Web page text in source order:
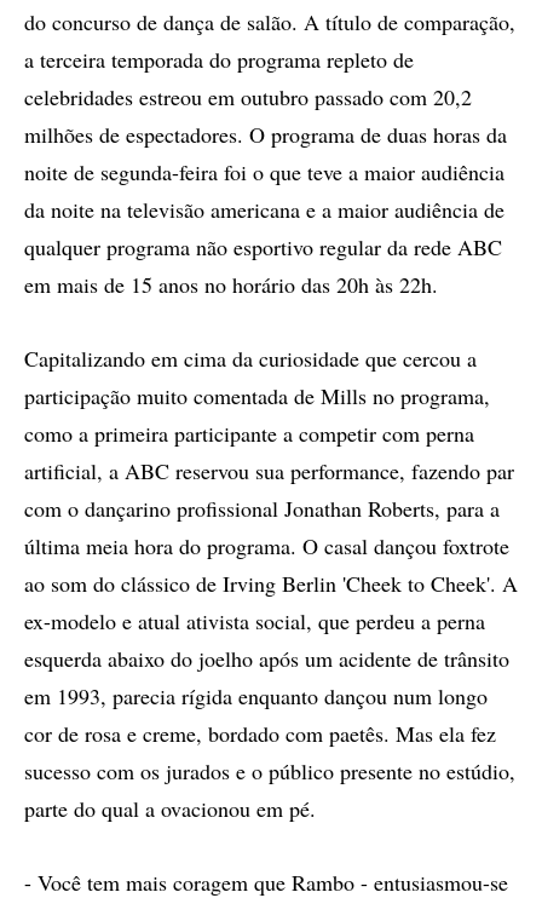
do concurso de dança de salão. A título de comparação,
a terceira temporada do programa repleto de
celebridades estreou em outubro passado com 20,2
milhões de espectadores. O programa de duas horas da
noite de segunda-feira foi o que teve a maior audiência
da noite na televisão americana e a maior audiência de
qualquer programa não esportivo regular da rede ABC
em mais de 15 anos no horário das 20h às 22h.
Capitalizando em cima da curiosidade que cercou a
participação muito comentada de Mills no programa,
como a primeira participante a competir com perna
artificial, a ABC reservou sua performance, fazendo par
com o dançarino profissional Jonathan Roberts, para a
última meia hora do programa. O casal dançou foxtrote
ao som do clássico de Irving Berlin 'Cheek to Cheek'. A
ex-modelo e atual ativista social, que perdeu a perna
esquerda abaixo do joelho após um acidente de trânsito
em 1993, parecia rígida enquanto dançou num longo
cor de rosa e creme, bordado com paetês. Mas ela fez
sucesso com os jurados e o público presente no estúdio,
parte do qual a ovacionou em pé.
- Você tem mais coragem que Rambo - entusiasmou-se